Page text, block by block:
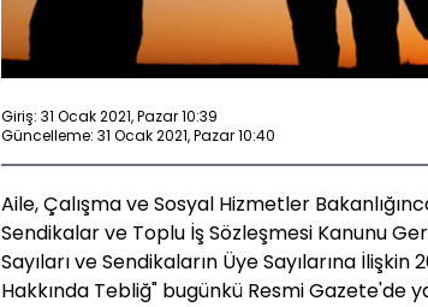
Giriş: 31 Ocak 2021, Pazar 10:39
Güncelleme: 31 Ocak 2021, Pazar 10:40
Aile, Çalışma ve Sosyal Hizmetler
Sendikalar ve Toplu İş Sözleşmesi Kanunu
Sayıları ve Sendikaların Üye Sayılarına
Hakkında Tebliğ" bugünkü Resmi Gazete'de